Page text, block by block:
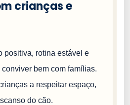
crianças e
positiva, rotina estável e
bem com famílias.
a respeitar espaço,
do cão.